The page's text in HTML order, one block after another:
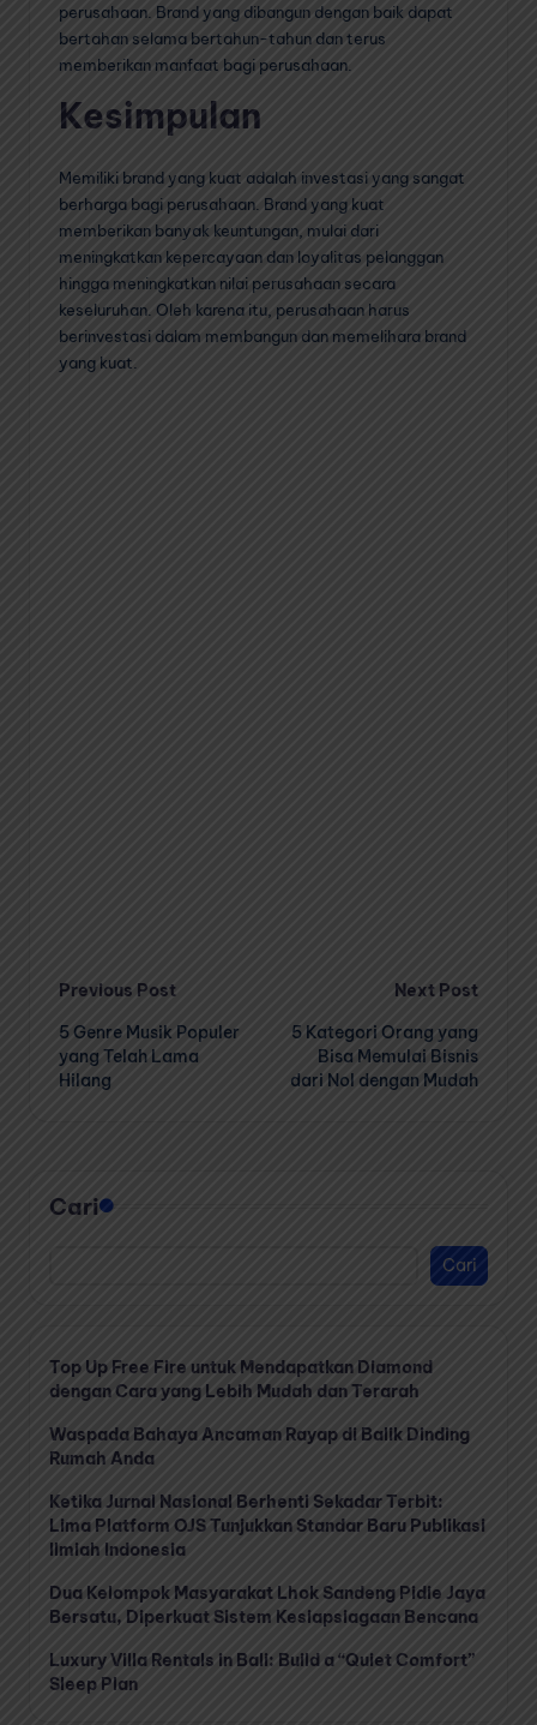
perusahaan. Brand yang dibangun dengan baik dapat
bertahan selama bertahun-tahun dan terus
memberikan manfaat bagi perusahaan.
Kesimpulan
Memiliki brand yang kuat adalah investasi yang sangat
berharga bagi perusahaan. Brand yang kuat
memberikan banyak keuntungan, mulai dari
meningkatkan kepercayaan dan loyalitas pelanggan
hingga meningkatkan nilai perusahaan secara
keseluruhan. Oleh karena itu, perusahaan harus
berinvestasi dalam membangun dan memelihara brand
yang kuat.
Post
navigation
Previous Post
5 Genre Musik Populer
yang Telah Lama
Hilang
Next Post
5 Kategori Orang yang
Bisa Memulai Bisnis
dari Nol dengan Mudah
Cari
Cari
Top Up Free Fire untuk Mendapatkan Diamond
dengan Cara yang Lebih Mudah dan Terarah
Waspada Bahaya Ancaman Rayap di Balik Dinding
Rumah Anda
Ketika Jurnal Nasional Berhenti Sekadar Terbit:
Lima Platform OJS Tunjukkan Standar Baru Publikasi
Ilmiah Indonesia
Dua Kelompok Masyarakat Lhok Sandeng Pidie Jaya
Bersatu, Diperkuat Sistem Kesiapsiagaan Bencana
Luxury Villa Rentals in Bali: Build a “Quiet Comfort”
Sleep Plan